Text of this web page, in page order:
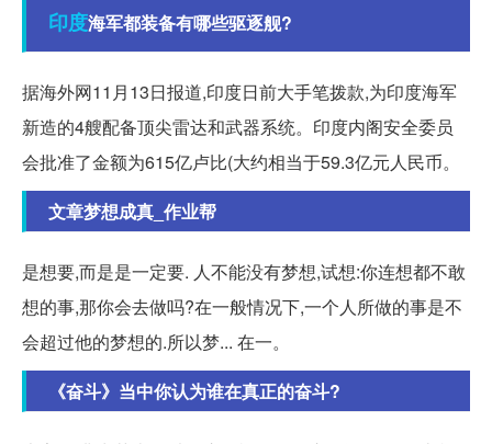
印度海军都装备有哪些驱逐舰?
据海外网11月13日报道,印度日前大手笔拨款,为印度海军
新造的4艘配备顶尖雷达和武器系统。印度内阁安全委员
会批准了金额为615亿卢比(大约相当于59.3亿元人民币。
文章梦想成真_作业帮
是想要,而是是一定要. 人不能没有梦想,试想:你连想都不敢
想的事,那你会去做吗?在一般情况下,一个人所做的事是不
会超过他的梦想的.所以梦... 在一。
《奋斗》当中你认为谁在真正的奋斗?